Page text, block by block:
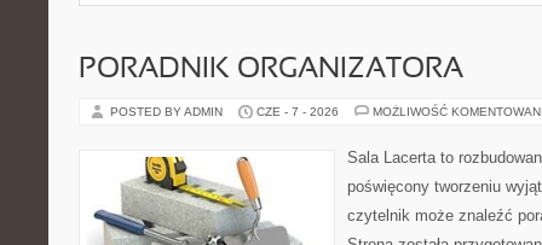
PORADNIK ORGANIZATORA
POSTED BY ADMIN CZE - 7 - 2026 MOŻLIWOŚĆ
Sala Lacerta to
poświęcony tworzeniu
czytelnik może znaleźć